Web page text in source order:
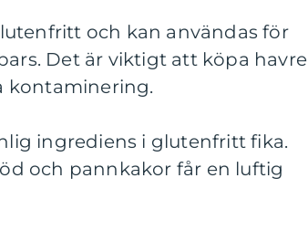
och kan användas för
Det är viktigt att köpa havre
kontaminering.
ingrediens i glutenfritt fika.
och pannkakor får en luftig